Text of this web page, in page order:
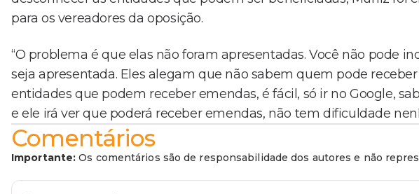
para os vereadores da oposição.
“O problema é que elas não foram apresentadas. Você não pode
seja apresentada. Eles alegam que não sabem quem pode
entidades que podem receber emendas, é fácil, só ir no Google,
e ele irá ver que poderá receber emendas, não tem dificuldade
Comentários
Importante: Os comentários são de responsabilidade dos autores e não